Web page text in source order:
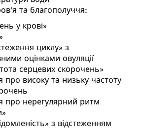
та благополуччя:
у крові»
циклу» з
оцінками овуляції
серцевих скорочень»
про високу та низьку частоту
про нерегулярний ритм
з відстеженням